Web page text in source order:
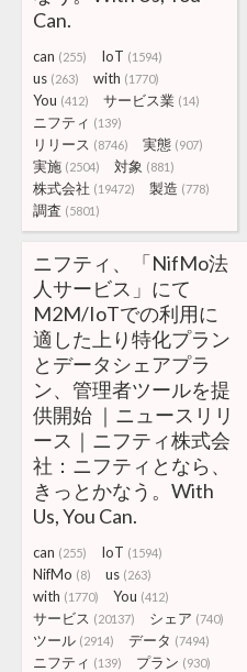
Can.
can (255) IoT (1594)
us (263) with (1770)
You (412) サービス業 (14)
ニフティ (139)
リリース (8746) 実態 (907)
実施 (2504) 対象 (881)
株式会社 (19472) 製造 (778)
調査 (5801)
ニフティ、「NifMo法
人サービス」にて
M2M/IoTでの利用に
適した上り特化プラン
とデータシェアプラ
ン、管理者ツールを提
供開始 ｜ニュースリリ
ース｜ニフティ株式会
社：ニフティとなら、
きっとかなう。With
Us, You Can.
can (255) IoT (1594)
NifMo (8) us (263)
with (1770) You (412)
サービス (20137) シェア (740)
ツール (2914) データ (7494)
ニフティ (139) プラン (930)